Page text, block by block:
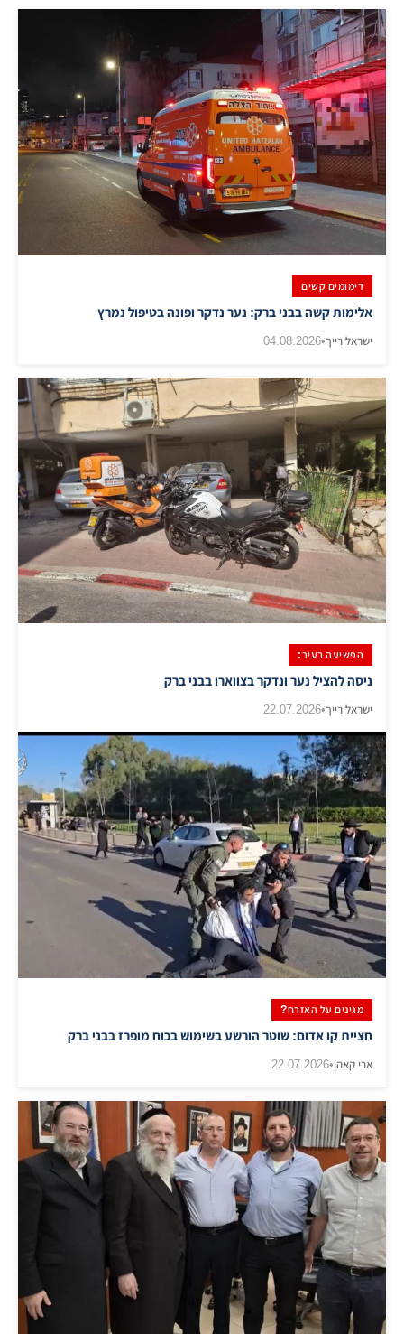
דימומים קשים
אלימות קשה בבני ברק: נער נדקר ופונה בטיפול נמרץ
ישראל רייך•
04.08.2026
הפשיעה בעיר:
ניסה להציל נער ונדקר בצווארו בבני ברק
ישראל רייך•
22.07.2026
מגינים על האזרח?
חציית קו אדום: שוטר הורשע בשימוש בכוח מופרז בבני ברק
ארי קאהן•
22.07.2026